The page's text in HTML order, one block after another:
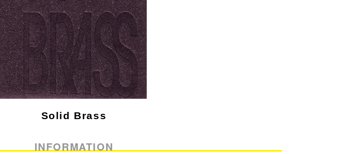
Solid Brass
INFORMATION